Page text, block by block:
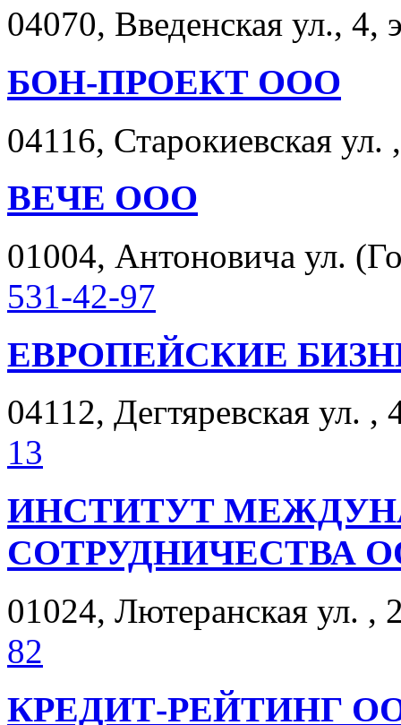
04070, Введенская ул., 4,
БОН-ПРОЕКТ ООО
04116, Старокиевская
ВЕЧЕ ООО
01004, Антоновича ул.
531-42-97
ЕВРОПЕЙСКИЕ
04112, Дегтяревская ул.
13
ИНСТИТУТ
СОТРУДНИЧЕСТВА
01024, Лютеранская ул. ,
82
КРЕДИТ-РЕЙТИНГ